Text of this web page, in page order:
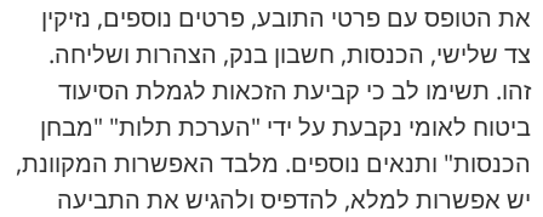
את הטופס עם פרטי התובע, פרטים נוספים, נזיקין
צד שלישי, הכנסות, חשבון בנק, הצהרות ושליחה.
זהו. תשימו לב כי קביעת הזכאות לגמלת הסיעוד
ביטוח לאומי נקבעת על ידי "הערכת תלות" "מבחן
הכנסות" ותנאים נוספים. מלבד האפשרות המקוונת,
יש אפשרות למלא, להדפיס ולהגיש את התביעה